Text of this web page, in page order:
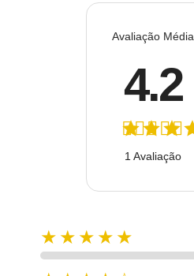
Avaliação Média
4.2
1 Avaliação
★★★★★